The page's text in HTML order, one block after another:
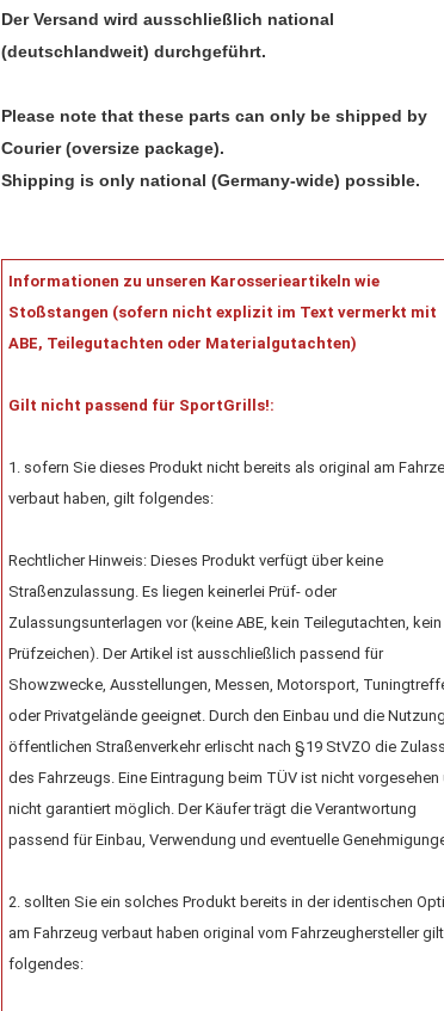
Der Versand wird ausschließlich national
(deutschlandweit) durchgeführt.
Please note that these parts can only be shipped by
Courier (oversize package).
Shipping is only national (Germany-wide) possible.
Informationen zu unseren Karosserieartikeln wie
Stoßstangen (sofern nicht explizit im Text vermerkt mit
ABE, Teilegutachten oder Materialgutachten)
Gilt nicht passend für SportGrills!:
1. sofern Sie dieses Produkt nicht bereits als original am
verbaut haben, gilt folgendes:
Rechtlicher Hinweis: Dieses Produkt verfügt über keine
Straßenzulassung. Es liegen keinerlei Prüf- oder
Zulassungsunterlagen vor (keine ABE, kein Teilegutachten, kein
Prüfzeichen). Der Artikel ist ausschließlich passend für
Showzwecke, Ausstellungen, Messen, Motorsport,
oder Privatgelände geeignet. Durch den Einbau und die
öffentlichen Straßenverkehr erlischt nach §19 StVZO die
des Fahrzeugs. Eine Eintragung beim TÜV ist nicht vorgesehen
nicht garantiert möglich. Der Käufer trägt die Verantwortung
passend für Einbau, Verwendung und eventuelle
2. sollten Sie ein solches Produkt bereits in der identischen
am Fahrzeug verbaut haben original vom Fahrzeughersteller gilt
folgendes: